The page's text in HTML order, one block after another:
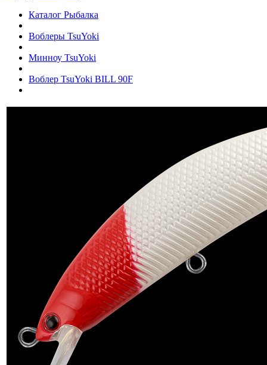
Каталог Рыбалка
Воблеры TsuYoki
Минноу TsuYoki
Воблер TsuYoki BILL 90F